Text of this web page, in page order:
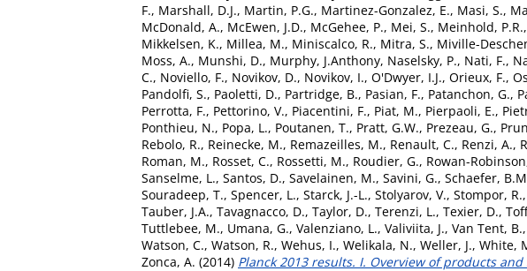
F., Marshall, D.J., Martin, P.G., Martinez-Gonzalez, E., Masi, S.,
McDonald, A., McEwen, J.D., McGehee, P., Mei, S., Meinhold, P.R.,
Mikkelsen, K., Millea, M., Miniscalco, R., Mitra, S., Miville-
Moss, A., Munshi, D., Murphy, J.Anthony, Naselsky, P., Nati, F.,
C., Noviello, F., Novikov, D., Novikov, I., O'Dwyer, I.J., Orieux, F.,
Pandolfi, S., Paoletti, D., Partridge, B., Pasian, F., Patanchon, G.,
Perrotta, F., Pettorino, V., Piacentini, F., Piat, M., Pierpaoli, E.,
Ponthieu, N., Popa, L., Poutanen, T., Pratt, G.W., Prezeau, G.,
Rebolo, R., Reinecke, M., Remazeilles, M., Renault, C., Renzi, A.,
Roman, M., Rosset, C., Rossetti, M., Roudier, G., Rowan-
Sanselme, L., Santos, D., Savelainen, M., Savini, G., Schaefer,
Souradeep, T., Spencer, L., Starck, J.-L., Stolyarov, V., Stompor, R.,
Tauber, J.A., Tavagnacco, D., Taylor, D., Terenzi, L., Texier, D.,
Tuttlebee, M., Umana, G., Valenziano, L., Valiviita, J., Van Tent, B.,
Watson, C., Watson, R., Wehus, I., Welikala, N., Weller, J., White,
Zonca, A. (2014) Planck 2013 results. I. Overview of products